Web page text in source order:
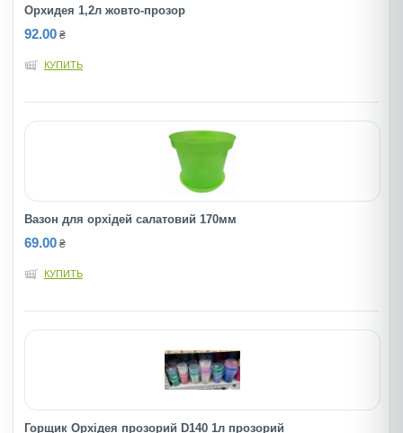
Орхидея 1,2л жовто-прозор
92.00 ₴
КУПИТЬ
Вазон для орхідей салатовий 170мм
69.00 ₴
КУПИТЬ
Горщик Орхідея прозорий D140 1л прозорий